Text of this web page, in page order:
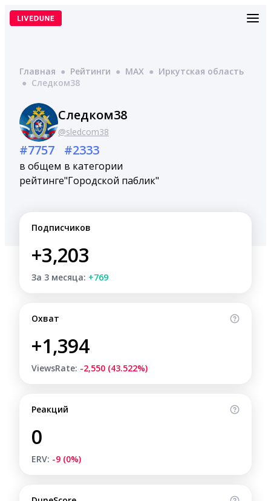
Перейти
Главная ● Рейтинги ● MAX ● Иркутская область
● Следком38
Следком38
@sledcom38
#7757
в общем
рейтинге
#2333
в категории
"Городской паблик"
Подписчиков
+3,203
За 3 месяца: +769
Охват
+1,394
ViewsRate: -2,550 (43.522%)
Реакций
0
ERV: -9 (0%)